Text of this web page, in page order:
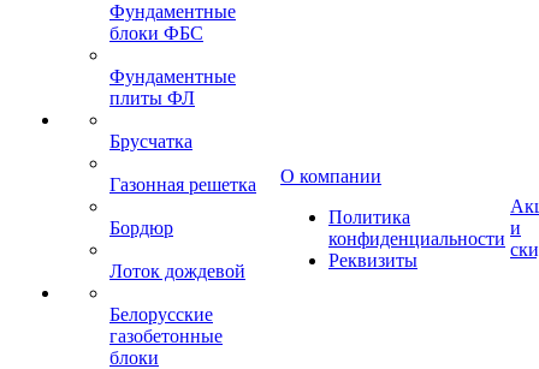
Фундаментные
блоки ФБС
Фундаментные
плиты ФЛ
Брусчатка
Газонная решетка
Бордюр
Лоток дождевой
Белорусские
газобетонные
блоки
О компании
Политика
конфиденциальности
Реквизиты
и